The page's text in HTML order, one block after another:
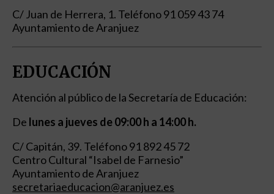
C/ Juan de Herrera, 1. Teléfono 91 059 43 74
Ayuntamiento de Aranjuez
EDUCACIÓN
Atención al público de la Secretaría de Educación:
De lunes a jueves de 09:00 h a 14:00 h.
C/ Capitán, 39. Teléfono 91 892 45 72
Centro Cultural “Isabel de Farnesio”
Ayuntamiento de Aranjuez
secretariaeducacion@aranjuez.es